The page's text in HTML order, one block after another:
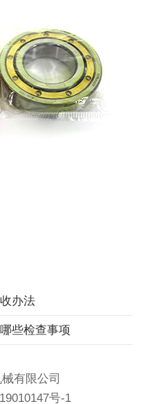
办法
些检查事项
有限公司
号-1